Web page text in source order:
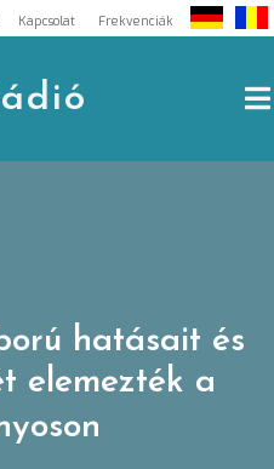
Kapcsolat Frekvenciák
hatásait és
elemezték a